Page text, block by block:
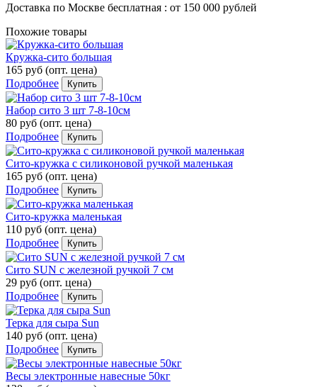
Доставка по Москве бесплатная : от 150 000 рублей
Похожие товары
Кружка-сито большая
165 руб (опт. цена)
Подробнее
Купить
Набор сито 3 шт 7-8-10см
80 руб (опт. цена)
Подробнее
Купить
Сито-кружка с силиконовой ручкой маленькая
165 руб (опт. цена)
Подробнее
Купить
Сито-кружка маленькая
110 руб (опт. цена)
Подробнее
Купить
Сито SUN с железной ручкой 7 см
29 руб (опт. цена)
Подробнее
Купить
Терка для сыра Sun
140 руб (опт. цена)
Подробнее
Купить
Весы электронные навесные 50кг